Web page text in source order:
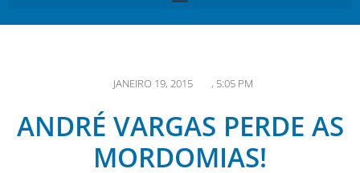
JANEIRO 19, 2015 , 5:05 PM
ANDRÉ VARGAS PERDE AS
MORDOMIAS!